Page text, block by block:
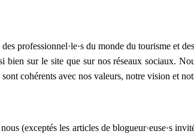
professionnel·le·s du monde du tourisme et
bien sur le site que sur nos réseaux sociaux.
sont cohérents avec nos valeurs, notre vision et
(exceptés les articles de blogueur·euse·s